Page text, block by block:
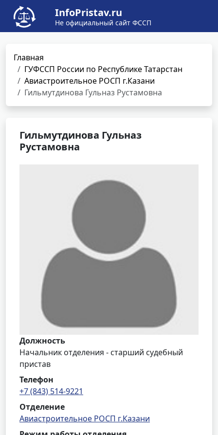
InfoPristav.ru
Не официальный сайт ФССП
Главная
ГУФССП России по Республике Татарстан
Авиастроительное РОСП г.Казани
Гильмутдинова Гульназ Рустамовна
Гильмутдинова Гульназ
Рустамовна
Должность
Начальник отделения - старший судебный
пристав
Телефон
+7 (843) 514-9221
Отделение
Авиастроительное РОСП г.Казани